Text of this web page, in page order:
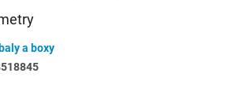
a boxy